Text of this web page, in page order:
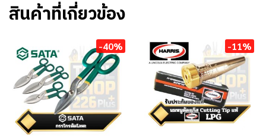
สินค้าที่เกี่ยวข้อง
-40% -11%